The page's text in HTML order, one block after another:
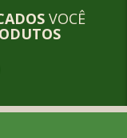
VOCÊ